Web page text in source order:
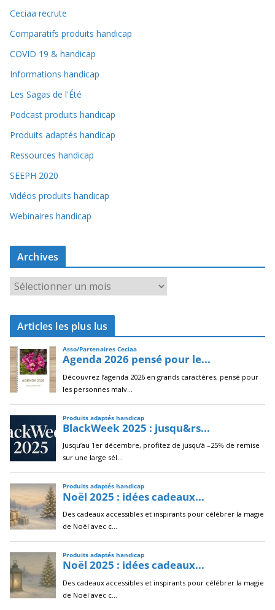
Ceciaa recrute
Comparatifs produits handicap
COVID 19 & handicap
Informations handicap
Les Sagas de l'Été
Podcast produits handicap
Produits adaptés handicap
Ressources handicap
SEEPH 2020
Vidéos produits handicap
Webinaires handicap
Archives
r
c
i
v
e
s
Articles les plus lus